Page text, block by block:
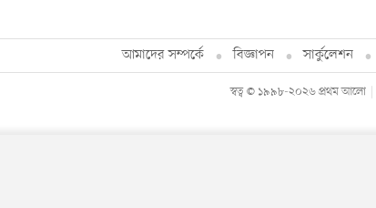
আমাদের সম্পর্কে বিজ্ঞাপন সার্কুলেশন
স্বত্ব © ১৯৯৮-২০২৬ প্রথম আলো